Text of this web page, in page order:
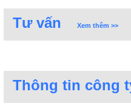
Tư vấn Xem thêm >>
Thông tin công